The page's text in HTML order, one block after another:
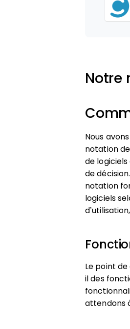
Notre
Nous
notation
de
de décision.
notation
logiciels
Le point
il des
attendons